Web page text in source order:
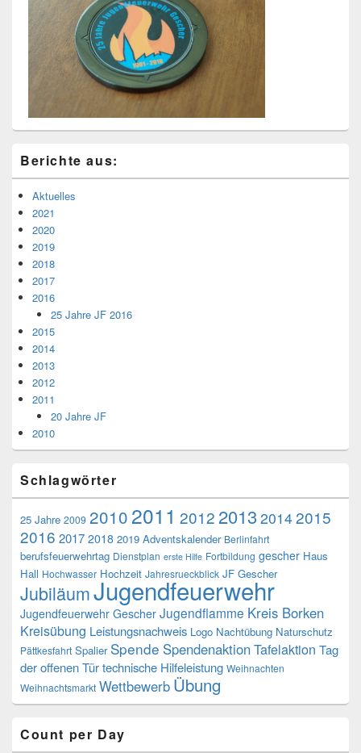
Berichte aus:
Aktuelles
2021
2020
2019
2018
2017
2016
25 Jahre JF 2016
2015
2014
2013
2012
2011
20 Jahre JF
2010
Schlagwörter
25 Jahre 2009 2010 2011 2012 2013 20142015
2016 2017 2018 2019 Adventskalender Berlinfahrt
berufsfeuerwehrtag Dienstplan erste Hilfe Fortbildung gescher Haus
Hall Hochwasser Hochzeit Jahresrueckblick JF Gescher
JubiläumJugendfeuerwehr
Jugendfeuerwehr Gescher Jugendflamme Kreis Borken
Kreisübung Leistungsnachweis Logo Nachtübung Naturschutz
Pättkesfahrt Spalier Spende SpendenaktionTafelaktion Tag
der offenen Türtechnische Hilfeleistung Weihnachten
Weihnachtsmarkt Wettbewerb Übung
Count per Day